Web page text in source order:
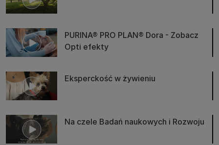
PURINA® PRO PLAN® Dora - Zobacz
Opti efekty
Eksperckość w żywieniu
Na czele Badań naukowych i Rozwoju